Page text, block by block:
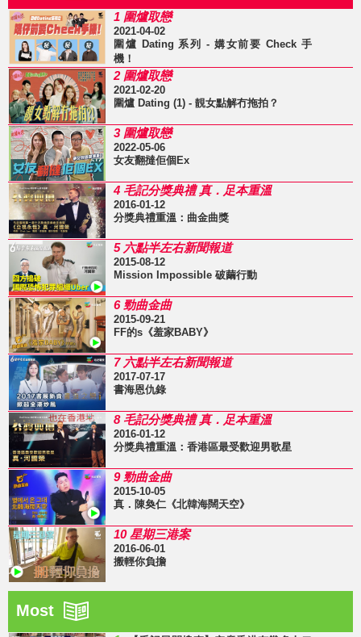
1 圍爐取戀
2021-04-02
圍爐 Dating 系列 - 媾女前要 Check 手
機！
2 圍爐取戀
2021-02-20
圍爐 Dating (1) - 靚女點解冇拖拍？
3 圍爐取戀
2022-05-06
女友翻撻佢個Ex
4 毛記分獎典禮 真．足本重溫
2016-01-12
分獎典禮重溫：曲金曲獎
5 六點半左右新聞報道
2015-08-12
Mission Impossible 破繭行動
6 勁曲金曲
2015-09-21
FF的s《羞家BABY》
7 六點半左右新聞報道
2017-07-17
書海恩仇錄
8 毛記分獎典禮 真．足本重溫
2016-01-12
分獎典禮重溫：香港區最受歡迎男歌星
9 勁曲金曲
2015-10-05
真．陳奐仁《北韓海闊天空》
10 星期三港案
2016-06-01
搬輕你負擔
Most